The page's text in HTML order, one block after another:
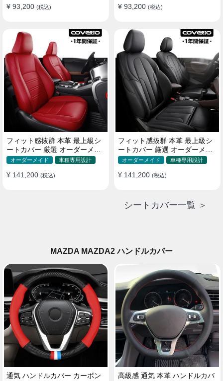
¥ 93,200 (税込) ¥ 93,200 (税込)
フィット感抜群 本革 最上級シ
ートカバー 厳選 オーダーメイ
ド 防水 雰囲気 全席セット
オーダーメイド 車種専用設計
¥ 141,200 (税込)
フィット感抜群 本革 最上級シ
ートカバー 厳選 オーダーメイ
ド 防水 雰囲気 全席セット
オーダーメイド 車種専用設計
¥ 141,200 (税込)
シートカバー一覧 ＞
MAZDA MAZDA2 ハンドルカバー
通気 ハンドルカバー カーボン
高級感 通気 本革 ハンドルカバ